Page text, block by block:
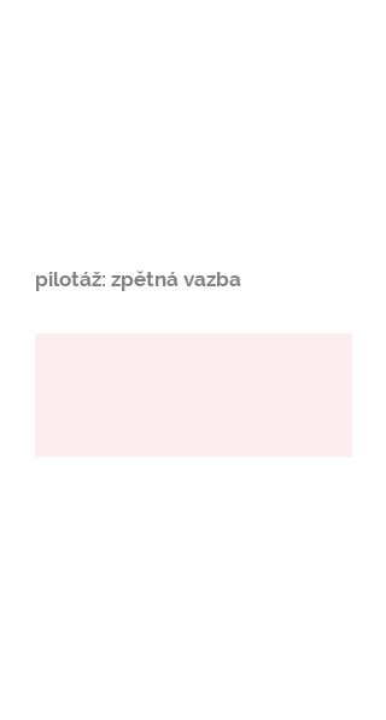
pilotáž: zpětná vazba